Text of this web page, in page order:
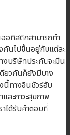
อทิสติกสามารถทำ
งกันไปขึ้นอยู่กับแต่ละ
งบริษัทประกันจะมีน
ยวกันก็ยังมีบาง
นี้ทางอินชัวร์ฮับ
ละภาวะสุขภาพ
ได้รับคำตอบที่